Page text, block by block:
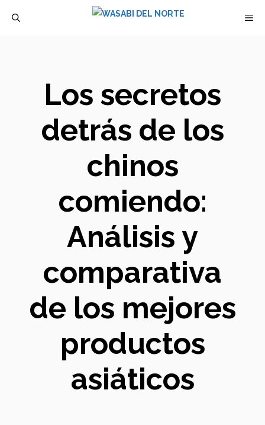
Los secretos
detrás de los
chinos
comiendo:
Análisis y
comparativa
de los mejores
productos
asiáticos